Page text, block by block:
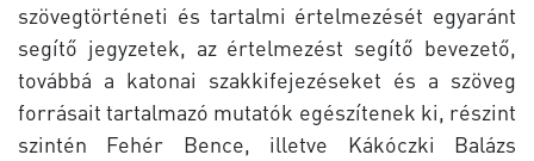
szövegtörténeti és tartalmi értelmezését egyaránt
segítő jegyzetek, az értelmezést segítő bevezető,
továbbá a katonai szakkifejezéseket és a szöveg
forrásait tartalmazó mutatók egészítenek ki, részint
szintén Fehér Bence, illetve Kákóczki Balázs